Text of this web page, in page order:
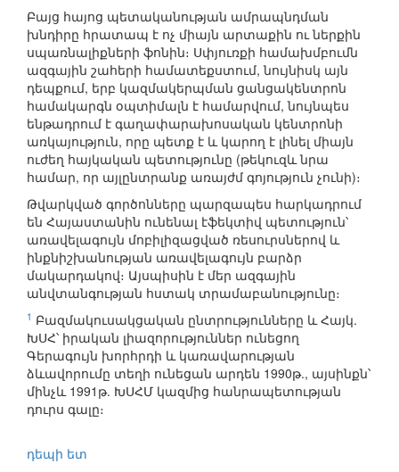
Բայց հայոց պետականության ամրապնդման
խնդիրը հրատապ է ոչ միայն արտաքին ու ներքին
սպառնալիքների ֆոնին։ Սփյուռքի համախմբումն
ազգային շահերի համատեքստում, նույնիսկ այն
դեպքում, երբ կազմակերպման ցանցակենտրոն
համակարգն օպտիմալն է համարվում, նույնպես
ենթադրում է գաղափարախոսական կենտրոնի
առկայություն, որը պետք է և կարող է լինել միայն
ուժեղ հայկական պետությունը (թեկուզև նրա
համար, որ այլընտրանք առայժմ գոյություն չունի)։
Թվարկված գործոնները պարզապես հարկադրում
են Հայաստանին ունենալ էֆեկտիվ պետություն՝
առավելագույն մոբիլիզացված ռեսուրսներով և
ինքնիշխանության առավելագույն բարձր
մակարդակով։ Այսպիսին է մեր ազգային
անվտանգության հստակ տրամաբանությունը։
1 Բազմակուսակցական ընտրությունները և Հայկ.
ԽՍՀ՝ իրական լիազորություններ ունեցող
Գերագույն խորհրդի և կառավարության
ձևավորումը տեղի ունեցան արդեն 1990թ., այսինքն՝
մինչև 1991թ. ԽՍՀՄ կազմից հանրապետության
դուրս գալը։
դեպի ետ